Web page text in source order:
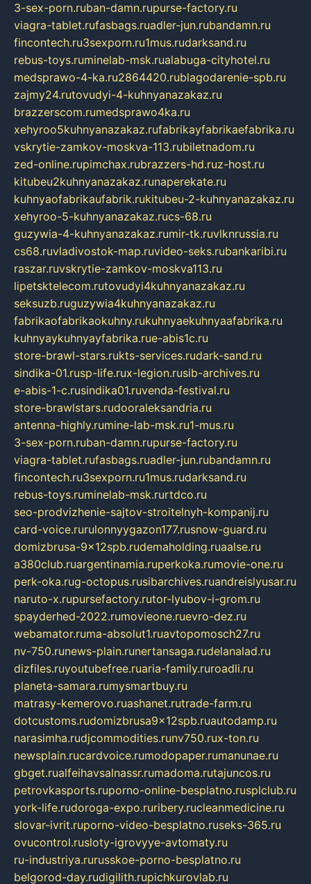
3-sex-porn.ruban-damn.rupurse-factory.ru
viagra-tablet.rufasbags.ruadler-jun.rubandamn.ru
fincontech.ru3sexporn.ru1mus.rudarksand.ru
rebus-toys.ruminelab-msk.rualabuga-cityhotel.ru
medsprawo-4-ka.ru2864420.rublagodarenie-spb.ru
zajmy24.rutovudyi-4-kuhnyanazakaz.ru
brazzerscom.rumedsprawo4ka.ru
xehyroo5kuhnyanazakaz.rufabrikayfabrikaefabrika.ru
vskrytie-zamkov-moskva-113.rubiletnadom.ru
zed-online.rupimchax.rubrazzers-hd.ruz-host.ru
kitubeu2kuhnyanazakaz.runaperekate.ru
kuhnyaofabrikaufabrik.rukitubeu-2-kuhnyanazakaz.ru
xehyroo-5-kuhnyanazakaz.rucs-68.ru
guzywia-4-kuhnyanazakaz.rumir-tk.ruvlknrussia.ru
cs68.ruvladivostok-map.ruvideo-seks.rubankaribi.ru
raszar.ruvskrytie-zamkov-moskva113.ru
lipetsktelecom.rutovudyi4kuhnyanazakaz.ru
seksuzb.ruguzywia4kuhnyanazakaz.ru
fabrikaofabrikaokuhny.rukuhnyaekuhnyaafabrika.ru
kuhnyaykuhnyayfabrika.rue-abis1c.ru
store-brawl-stars.rukts-services.rudark-sand.ru
sindika-01.rusp-life.rux-legion.rusib-archives.ru
e-abis-1-c.rusindika01.ruvenda-festival.ru
store-brawlstars.rudooraleksandria.ru
antenna-highly.rumine-lab-msk.ru1-mus.ru
3-sex-porn.ruban-damn.rupurse-factory.ru
viagra-tablet.rufasbags.ruadler-jun.rubandamn.ru
fincontech.ru3sexporn.ru1mus.rudarksand.ru
rebus-toys.ruminelab-msk.rurtdco.ru
seo-prodvizhenie-sajtov-stroitelnyh-kompanij.ru
card-voice.rurulonnyygazon177.rusnow-guard.ru
domizbrusa-9x12spb.rudemaholding.ruaalse.ru
a380club.ruargentinamia.ruperkoka.rumovie-one.ru
perk-oka.rug-octopus.rusibarchives.ruandreislyusar.ru
naruto-x.rupursefactory.rutor-lyubov-i-grom.ru
spayderhed-2022.rumovieone.ruevro-dez.ru
webamator.ruma-absolut1.ruavtopomosch27.ru
nv-750.runews-plain.runertansaga.rudelanalad.ru
dizfiles.ruyoutubefree.ruaria-family.ruroadli.ru
planeta-samara.rumysmartbuy.ru
matrasy-kemerovo.ruashanet.rutrade-farm.ru
dotcustoms.rudomizbrusa9x12spb.ruautodamp.ru
narasimha.rudjcommodities.runv750.rux-ton.ru
newsplain.rucardvoice.rumodopaper.rumanunae.ru
gbget.rualfeihavsalnassr.rumadoma.rutajuncos.ru
petrovkasports.ruporno-online-besplatno.rusplclub.ru
york-life.rudoroga-expo.ruribery.rucleanmedicine.ru
slovar-ivrit.ruporno-video-besplatno.ruseks-365.ru
ovucontrol.rusloty-igrovyye-avtomaty.ru
ru-industriya.rurusskoe-porno-besplatno.ru
belgorod-day.rudigilith.rupichkurovlab.ru